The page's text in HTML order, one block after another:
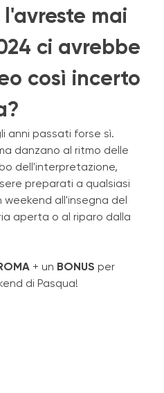
mai
ci avrebbe
così incerto
anni passati forse sì.
danzano al ritmo delle
dell'interpretazione,
preparati a qualsiasi
weekend all'insegna del
aperta o al riparo dalla
+ un BONUS per
di Pasqua!